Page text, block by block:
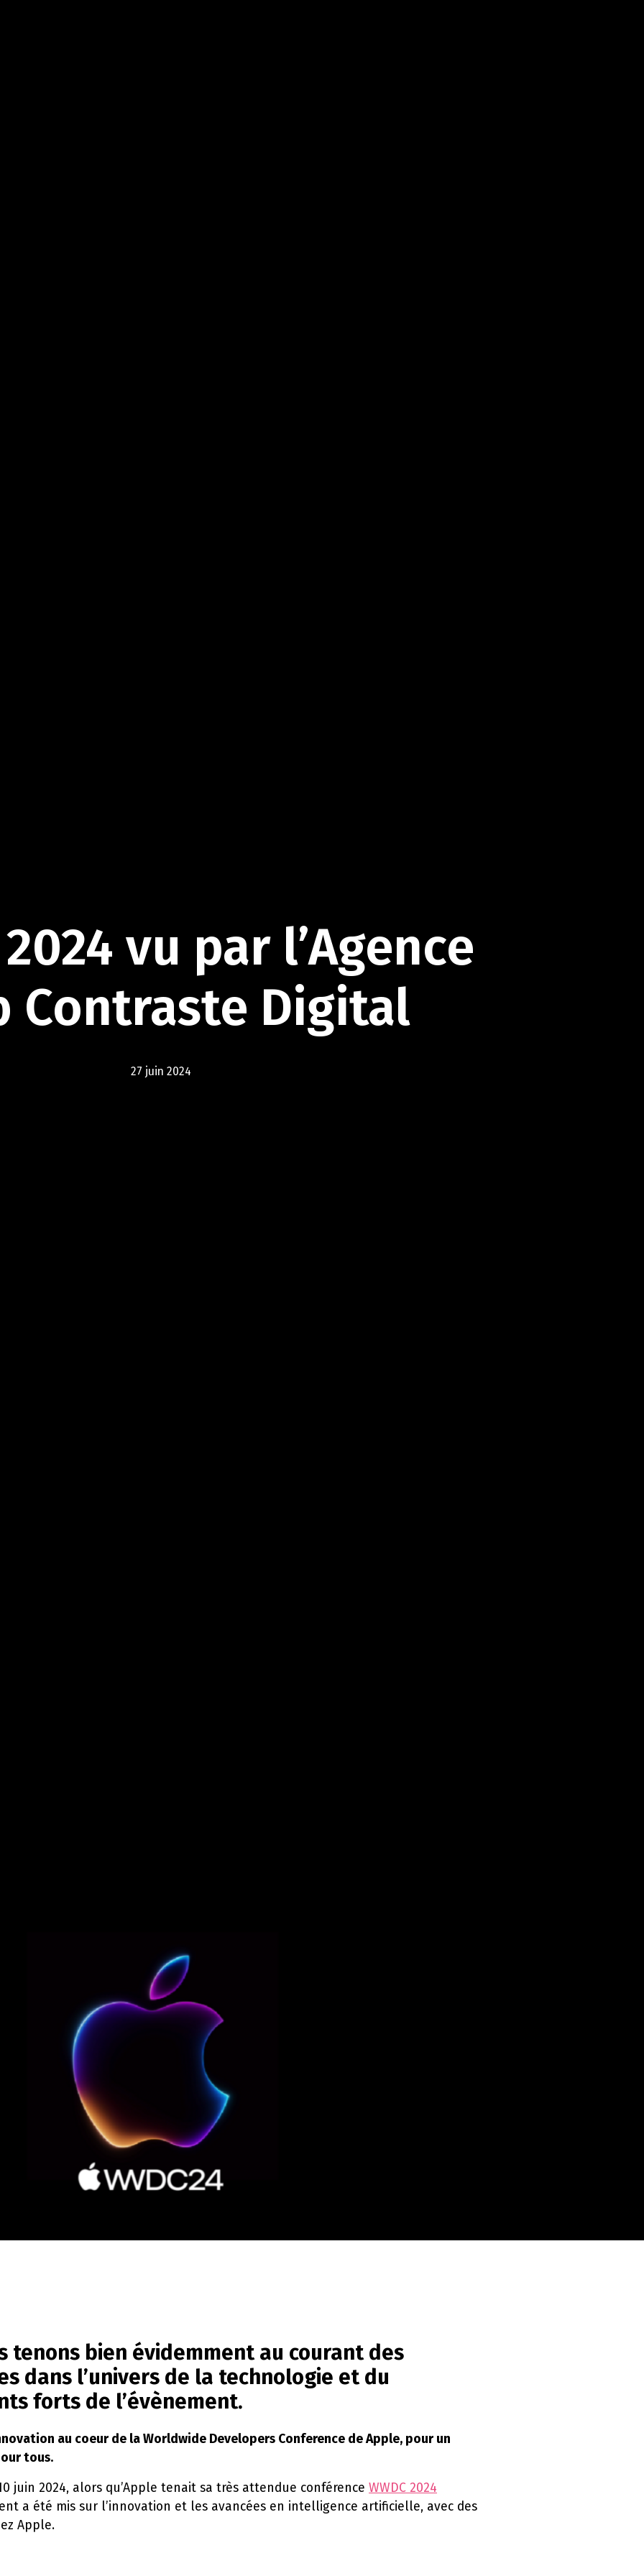
2024 vu par l’Agence
Contraste Digital
27 juin 2024
tenons bien évidemment au courant des
dans l’univers de la technologie et du
forts de l’évènement.
au coeur de la Worldwide Developers Conference de Apple, pour un
tous.
juin 2024, alors qu’Apple tenait sa très attendue conférence WWDC 2024
a été mis sur l’innovation et les avancées en intelligence artificielle, avec des
Apple.